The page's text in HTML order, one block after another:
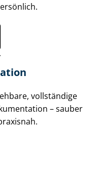
vollständige
– sauber